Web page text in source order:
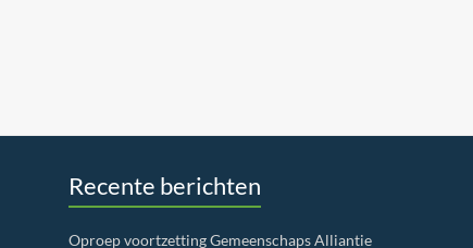
Recente berichten
Oproep voortzetting Gemeenschaps Alliantie